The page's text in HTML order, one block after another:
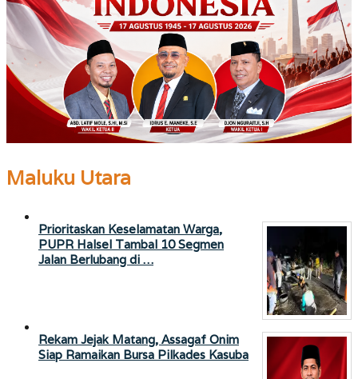
Maluku Utara
Prioritaskan Keselamatan Warga,
PUPR Halsel Tambal 10 Segmen
Jalan Berlubang di …
Rekam Jejak Matang, Assagaf Onim
Siap Ramaikan Bursa Pilkades Kasuba